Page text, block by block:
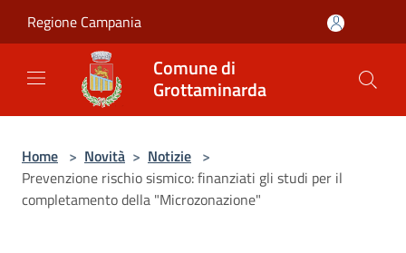
Regione Campania
Comune di
Grottaminarda
Home > Novità > Notizie >
Prevenzione rischio sismico: finanziati gli studi per il
completamento della "Microzonazione"